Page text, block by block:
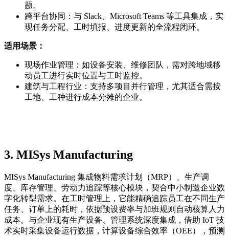
题。
跨平台协同：与 Slack、Microsoft Teams 等工具集成，实
现任务分配、工时填报、进度更新的全流程闭环。
适用场景：
现场作业管理：如设备安装、维修团队，需对跨地域移
动员工进行实时位置与工时监控。
建筑与工程行业：支持多项目并行管理，尤其适合需按
工地、工种进行成本分摊的企业。
3. MISys Manufacturing
MISys Manufacturing 集成物料需求计划（MRP）、生产调
度、库存管理、劳动力追踪等核心模块，契合中小制造企业数
字化转型需求。在工时管理上，它能精确追踪员工在不同生产
任务、订单上的耗时，依据预设费率与加班规则自动核算人力
成本。与企业现有生产设备、管理系统深度集成，借助 IoT 技
术实时采集设备运行数据，计算设备综合效率（OEE），预测